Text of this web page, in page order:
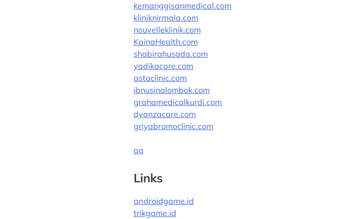
kemanggisanmedical.com
kliniknirmala.com
nouvelleklinik.com
KainaHealth.com
shabirahusada.com
yadikacare.com
astaclinic.com
ibnusinalombok.com
grahamedicalkurdi.com
dyanzacare.com
griyabromoclinic.com
qq
Links
androidgame.id
trikgame.id